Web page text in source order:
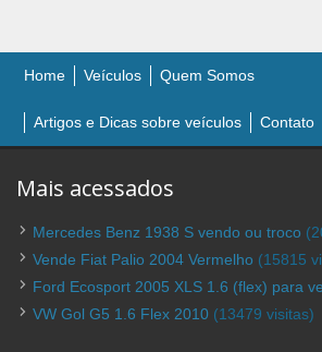
Home Veículos Quem Somos
Artigos e Dicas sobre veículos Contato
Mais acessados
Mercedes Benz 1938 S vendo ou troco
Vende Fiat Palio 2004 Vermelho (15815
Ford Ecosport 2005 XLS 1.6 (flex) para
VW Gol G5 1.6 Flex 2010 (13479 visitas)